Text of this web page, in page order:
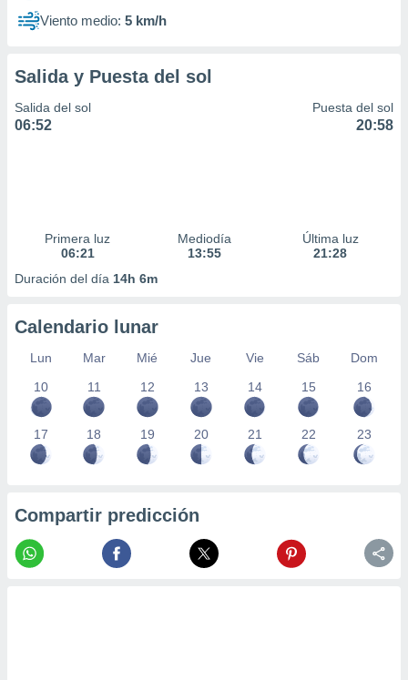
Viento medio: 5 km/h
Salida y Puesta del sol
Salida del sol
06:52
Puesta del sol
20:58
Primera luz
06:21
Mediodía
13:55
Última luz
21:28
Duración del día 14h 6m
Calendario lunar
Lun Mar Mié Jue Vie Sáb
Dom
10
11 12 13 14 15 16
17 18 19 20 21 22 23
Compartir predicción